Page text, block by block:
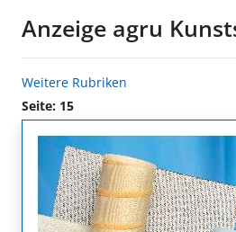
Anzeige agru
Weitere Rubriken
Seite: 15